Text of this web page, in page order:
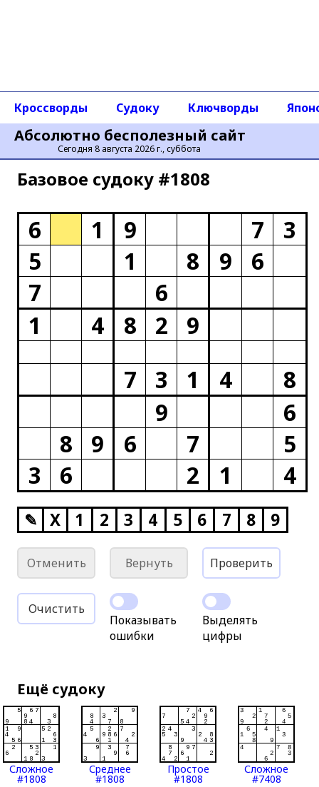
Абсолютно бесполезный сайт
Сегодня 8 августа 2026 г., суббота
Кроссворды Судоку Ключворды
Базовое cудоку #1808
6 1 9 7
3
5
1 8 9
6
7
6
1
4 8 2
9
7
3 1 4
8
9
6
8
9 6 7
5
3
6 2 1 4
✎ X 1 2 3 4 5 6 7 8 9
Отменить Вернуть Проверить
Очистить
Показывать
ошибки
Выделять
цифры
Ещё судоку
Сложное
#1808
Среднее
#1808
Простое
#1808
Сложное
#7408